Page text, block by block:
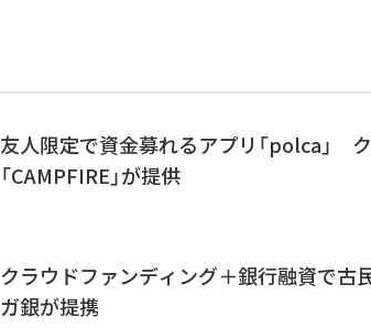
友人限定で資金募れるアプリ「polca」
「CAMPFIRE」が提供
クラウドファンディング＋銀行融資で
ガ銀が提携